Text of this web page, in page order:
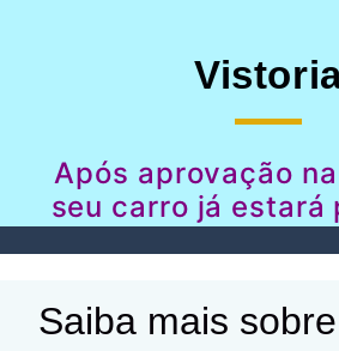
Após aprovação
seu carro já estará
Saiba mais